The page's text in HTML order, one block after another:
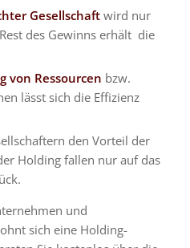
Gesellschaftwird nur
des Gewinns erhält die
von Ressourcen bzw.
lässt sich die Effizienz
den Vorteil der
Holding fallen nur auf das
und
sich eine Holding-